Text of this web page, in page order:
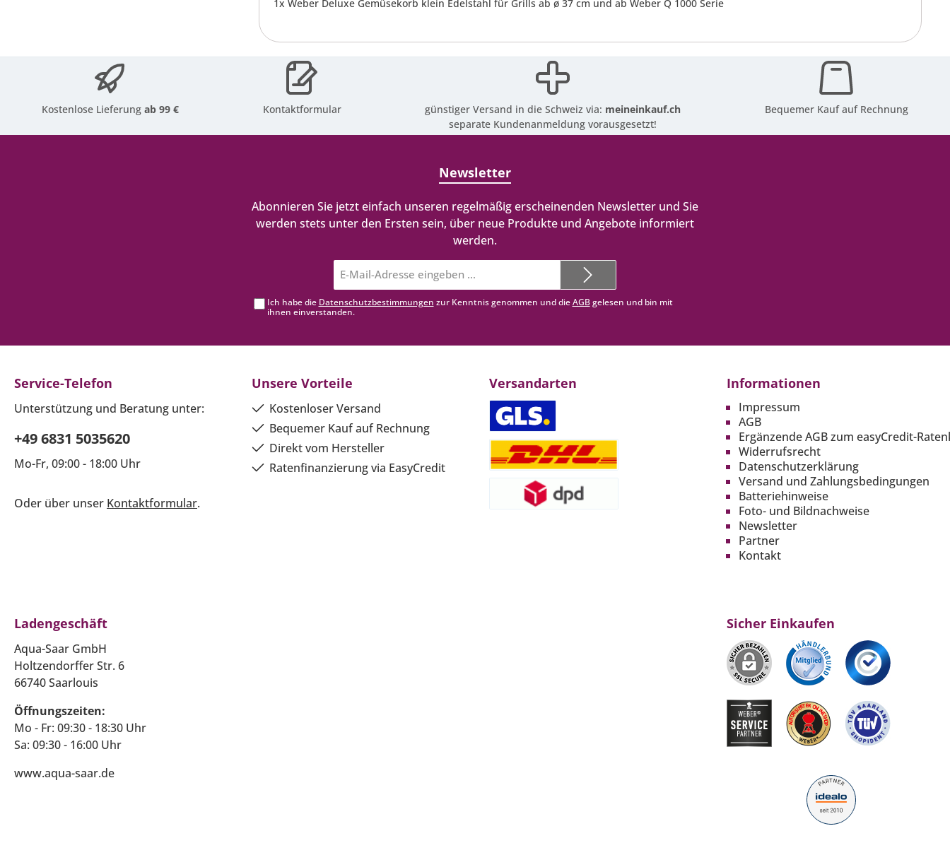
1x Weber Deluxe Gemüsekorb klein Edelstahl für Grills ab ø 37 cm und ab Weber Q 1000 Serie
Kostenlose Lieferungab 99 € Kontaktformular günstiger Versand in die Schweiz via: meineinkauf.ch
separate Kundenanmeldung vorausgesetzt!
Bequemer Kauf auf Rechnung
Newsletter
Abonnieren Sie jetzt einfach unseren regelmäßig erscheinenden Newsletter und Sie
werden stets unter den Ersten sein, über neue Produkte und Angebote informiert
werden.
Mail-
Adresse*
Ich habe die Datenschutzbestimmungen zur Kenntnis genommen und dieAGBgelesen und bin mit
ihnen einverstanden.
Service-Telefon
Unterstützung und Beratung unter:
+49 6831 5035620
Mo-Fr, 09:00 - 18:00 Uhr
Oder über unser Kontaktformular.
Unsere Vorteile
Kostenloser Versand
Bequemer Kauf auf Rechnung
Direkt vom Hersteller
Ratenfinanzierung via EasyCredit
Versandarten Informationen
Impressum
AGB
Ergänzende AGB zum easyCredit-
Widerrufsrecht
Datenschutzerklärung
Versand und Zahlungsbedingungen
Batteriehinweise
Foto- und Bildnachweise
Newsletter
Partner
Kontakt
Ladengeschäft
Aqua-Saar GmbH
Holtzendorffer Str. 6
66740 Saarlouis
Öffnungszeiten:
Mo - Fr: 09:30 - 18:30 Uhr
Sa: 09:30 - 16:00 Uhr
www.aqua-saar.de
Sicher Einkaufen